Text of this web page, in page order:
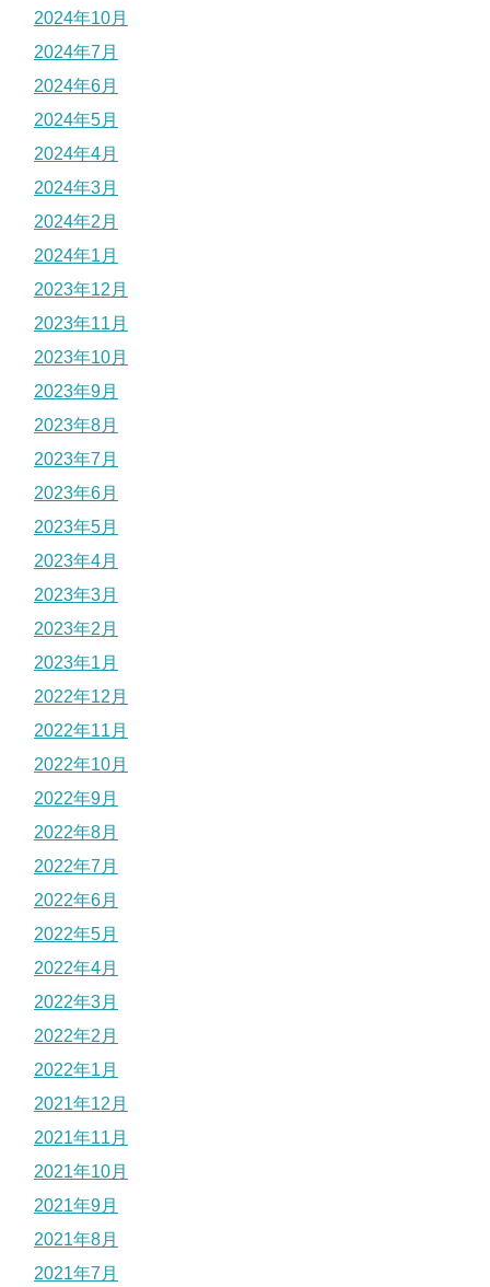
2024年10月
2024年7月
2024年6月
2024年5月
2024年4月
2024年3月
2024年2月
2024年1月
2023年12月
2023年11月
2023年10月
2023年9月
2023年8月
2023年7月
2023年6月
2023年5月
2023年4月
2023年3月
2023年2月
2023年1月
2022年12月
2022年11月
2022年10月
2022年9月
2022年8月
2022年7月
2022年6月
2022年5月
2022年4月
2022年3月
2022年2月
2022年1月
2021年12月
2021年11月
2021年10月
2021年9月
2021年8月
2021年7月